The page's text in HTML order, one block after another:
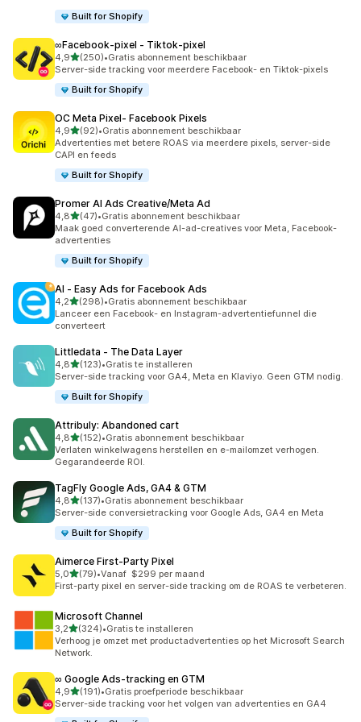
Built for Shopify
∞Facebook‑pixel ‑ Tiktok‑pixel
4,9van 5 sterren
(250)
250 recensies in totaal
•Gratis abonnement beschikbaar
Server-side tracking voor meerdere Facebook- en Tiktok-pixels
Built for Shopify
OC Meta Pixel‑ Facebook Pixels
4,9van 5 sterren
(92)
92 recensies in totaal
•Gratis abonnement beschikbaar
Advertenties met betere ROAS via meerdere pixels, server-side
CAPI en feeds
Built for Shopify
Promer AI Ads Creative/Meta Ad
4,8van 5 sterren
(47)
47 recensies in totaal
•Gratis abonnement beschikbaar
Maak goed converterende AI-ad-creatives voor Meta, Facebook-
advertenties
Built for Shopify
AI ‑ Easy Ads for Facebook Ads
4,2van 5 sterren
(298)
298 recensies in totaal
•Gratis abonnement beschikbaar
Lanceer een Facebook- en Instagram-advertentiefunnel die
converteert
Littledata ‑ The Data Layer
4,8van 5 sterren
(123)
123 recensies in totaal
•Gratis te installeren
Server-side tracking voor GA4, Meta en Klaviyo. Geen GTM nodig.
Built for Shopify
Attribuly: Abandoned cart
4,8van 5 sterren
(152)
152 recensies in totaal
•Gratis abonnement beschikbaar
Verlaten winkelwagens herstellen en e-mailomzet verhogen.
Gegarandeerde ROI.
TagFly Google Ads, GA4 & GTM
4,8van 5 sterren
(137)
137 recensies in totaal
•Gratis abonnement beschikbaar
Server-side conversietracking voor Google Ads, GA4 en Meta
Built for Shopify
Aimerce First‑Party Pixel
5,0van 5 sterren
(79)
79 recensies in totaal
•Vanaf $299 per maand
First-party pixel en server-side tracking om de ROAS te verbeteren.
Microsoft Channel
3,2van 5 sterren
(324)
324 recensies in totaal
•Gratis te installeren
Verhoog je omzet met productadvertenties op het Microsoft Search
Network.
∞ Google Ads‑tracking en GTM
4,9van 5 sterren
(191)
191 recensies in totaal
•Gratis proefperiode beschikbaar
Server-side tracking voor het volgen van advertenties en GA4